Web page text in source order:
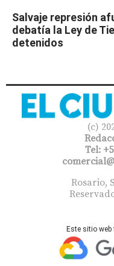
Salvaje represión
debatía la Ley de
detenidos
(c)
Tel:
Rosario,
Este sitio